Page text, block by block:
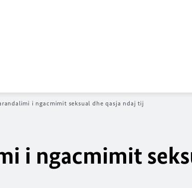
i ngacmimit seksual dhe qasja ndaj tij
i ngacmimit